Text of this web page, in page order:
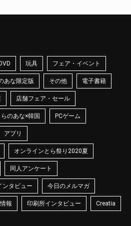
玩具 フェア・イベント
あな限定版 その他 電子書籍
店舗フェア・セール
らのあな×韓国 PCゲーム
アプリ
オンラインとら祭り2020夏
同人アンケート
ンタビュー 今日のメルマガ
報 印刷所インタビュー Creatia